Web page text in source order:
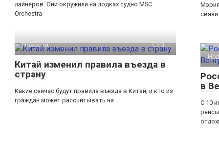
лайнеров. Они окружили на лодках судно MSC
Orchestra
Новости 0
Китай изменил правила въезда в
страну
Какие сейчас будут правила въезда в Китай, и кто из
граждан может рассчитывать на
в
С 10